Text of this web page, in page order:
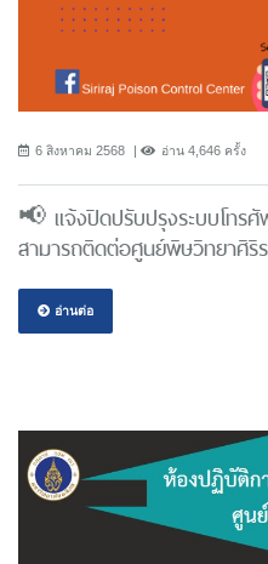
6 สิงหาคม 2568 อ่าน 4,646 ครั้ง
📢 แจ้งปิดปรับปรุงระบบโทรศั
สามารถติดต่อศูนย์พิษวิทยาศิริ
อ่านต่อ